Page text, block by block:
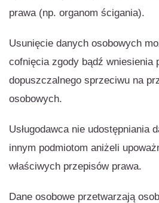
prawa (np. organom ścigania).
Usunięcie danych osobowych
cofnięcia zgody bądź wniesienia
dopuszczalnego sprzeciwu na
osobowych.
Usługodawca nie udostępniania
innym podmiotom aniżeli
właściwych przepisów prawa.
Dane osobowe przetwarzają